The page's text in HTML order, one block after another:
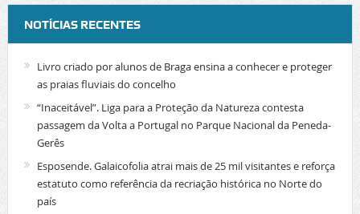
NOTÍCIAS RECENTES
Livro criado por alunos de Braga ensina a conhecer e proteger
as praias fluviais do concelho
“Inaceitável”. Liga para a Proteção da Natureza contesta
passagem da Volta a Portugal no Parque Nacional da Peneda-
Gerês
Esposende. Galaicofolia atrai mais de 25 mil visitantes e reforça
estatuto como referência da recriação histórica no Norte do
país